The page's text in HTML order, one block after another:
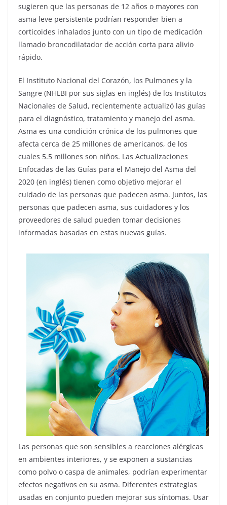
sugieren que las personas de 12 años o mayores con
asma leve persistente podrían responder bien a
corticoides inhalados junto con un tipo de medicación
llamado broncodilatador de acción corta para alivio
rápido.
El Instituto Nacional del Corazón, los Pulmones y la
Sangre (NHLBI por sus siglas en inglés) de los Institutos
Nacionales de Salud, recientemente actualizó las guías
para el diagnóstico, tratamiento y manejo del asma.
Asma es una condición crónica de los pulmones que
afecta cerca de 25 millones de americanos, de los
cuales 5.5 millones son niños. Las Actualizaciones
Enfocadas de las Guías para el Manejo del Asma del
2020 (en inglés) tienen como objetivo mejorar el
cuidado de las personas que padecen asma. Juntos, las
personas que padecen asma, sus cuidadores y los
proveedores de salud pueden tomar decisiones
informadas basadas en estas nuevas guías.
Las personas que son sensibles a reacciones alérgicas
en ambientes interiores, y se exponen a sustancias
como polvo o caspa de animales, podrían experimentar
efectos negativos en su asma. Diferentes estrategias
usadas en conjunto pueden mejorar sus síntomas. Usar